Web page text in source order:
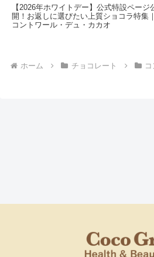
【2026年ホワイトデー】公式特設ページ
開！お返しに選びたい上質ショコラ特集｜
コントワール・デュ・カカオ
ホーム チョコレート